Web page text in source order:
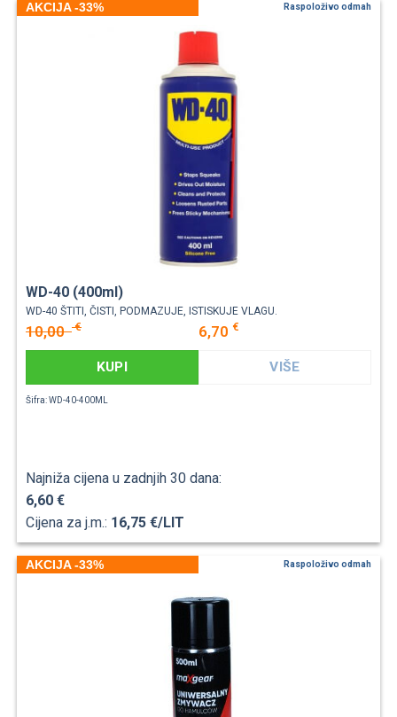
AKCIJA -33% Raspoloživo odmah
WD-40 (400ml)
WD-40 ŠTITI, ČISTI, PODMAZUJE, ISTISKUJE VLAGU.
10,00€ 6,70 €
KUPI VIŠE
Šifra: WD-40-400ML
Najniža cijena u zadnjih 30 dana:
6,60 €
Cijena za j.m.: 16,75 €/LIT
AKCIJA -33% Raspoloživo odmah